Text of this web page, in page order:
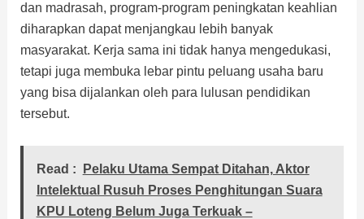
dan madrasah, program-program peningkatan keahlian
diharapkan dapat menjangkau lebih banyak
masyarakat. Kerja sama ini tidak hanya mengedukasi,
tetapi juga membuka lebar pintu peluang usaha baru
yang bisa dijalankan oleh para lulusan pendidikan
tersebut.
Read :
Pelaku Utama Sempat Ditahan, Aktor
Intelektual Rusuh Proses Penghitungan Suara
KPU Loteng Belum Juga Terkuak –